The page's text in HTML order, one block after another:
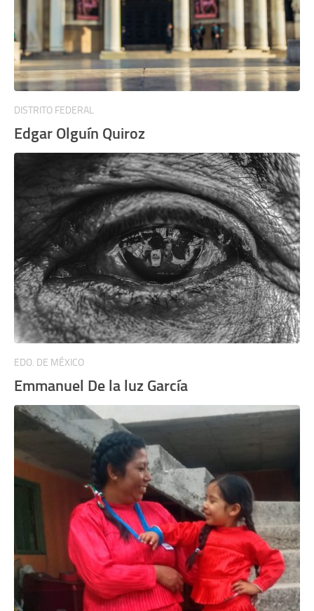
DISTRITO FEDERAL
Edgar Olguín Quiroz
EDO. DE MÉXICO
Emmanuel De la luz García